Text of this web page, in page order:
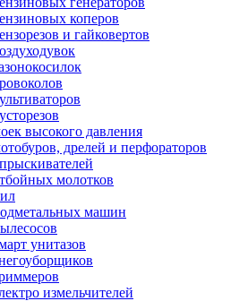
коперов
и гайковертов
высокого давления
дрелей и перфораторов
молотков
машин
унитазов
измельчителей